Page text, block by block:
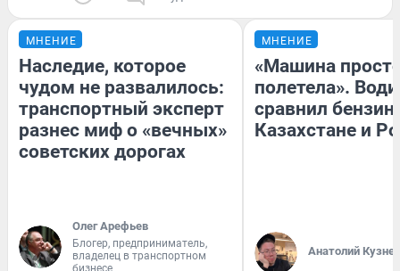
МНЕНИЕ
Наследие, которое
чудом не развалилось:
транспортный эксперт
разнес миф о «вечных»
советских дорогах
Олег Арефьев
Блогер, предприниматель,
владелец в транспортном
бизнесе
МНЕНИЕ
«Машина
полетела».
сравнил бензин
Казахстане и
Анатолий